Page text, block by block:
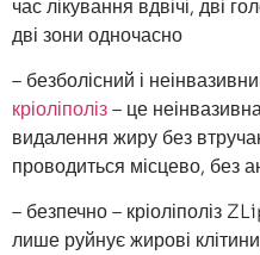
час лікування вдвічі, дві
дві зони одночасно
– безболісний і
кріоліполіз– це
видалення жиру без
проводиться місцево, без
– безпечно – кріоліполіз
лише руйнує жирові